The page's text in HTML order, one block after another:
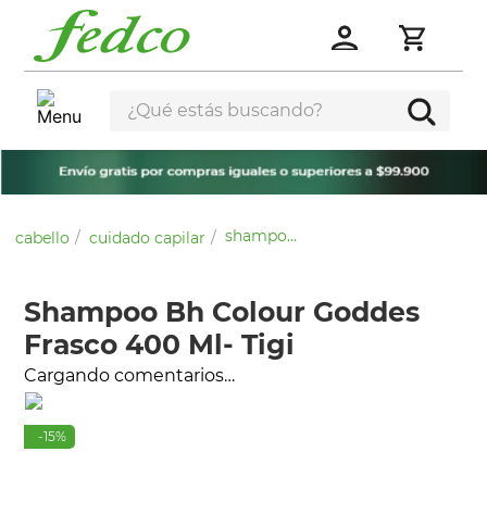
¿Qué estás buscando?
cabello cuidado capilar shampoo bh colour goddes frasco 400 ml- tigi
Shampoo Bh Colour Goddes
Frasco 400 Ml- Tigi
Cargando comentarios…
-15%